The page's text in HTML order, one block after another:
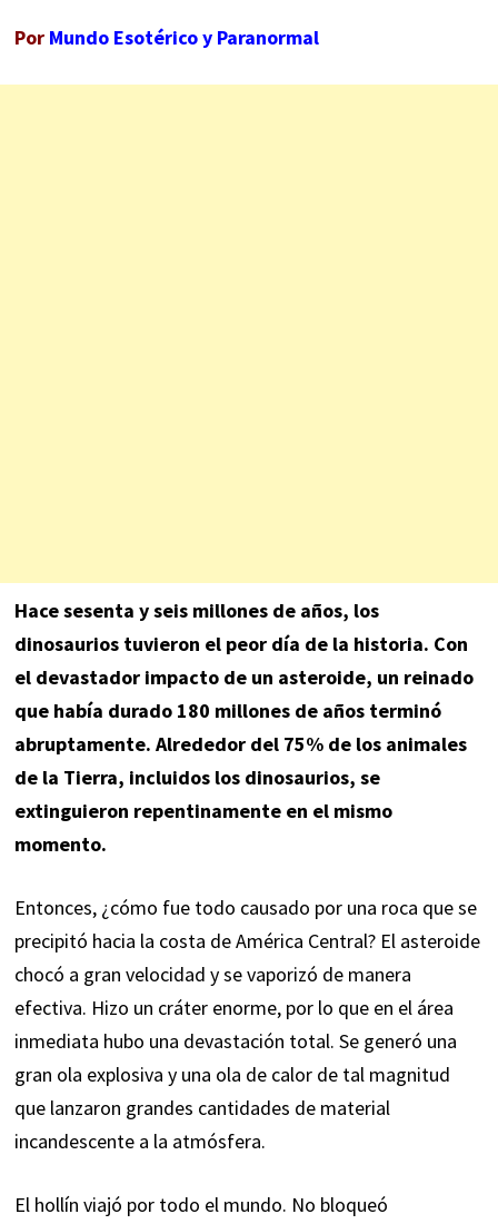
Por Mundo Esotérico y Paranormal
Hace sesenta y seis millones de años, los
dinosaurios tuvieron el peor día de la historia. Con
el devastador impacto de un asteroide, un reinado
que había durado 180 millones de años terminó
abruptamente. Alrededor del 75% de los animales
de la Tierra, incluidos los dinosaurios, se
extinguieron repentinamente en el mismo
momento.
Entonces, ¿cómo fue todo causado por una roca que se
precipitó hacia la costa de América Central? El asteroide
chocó a gran velocidad y se vaporizó de manera
efectiva. Hizo un cráter enorme, por lo que en el área
inmediata hubo una devastación total. Se generó una
gran ola explosiva y una ola de calor de tal magnitud
que lanzaron grandes cantidades de material
incandescente a la atmósfera.
El hollín viajó por todo el mundo. No bloqueó